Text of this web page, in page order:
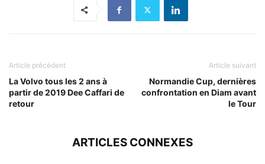
Article précédent
La Volvo tous les 2 ans à
partir de 2019 Dee Caffari de
retour
Article suivant
Normandie Cup, dernières
confrontation en Diam avant
le Tour
ARTICLES CONNEXES